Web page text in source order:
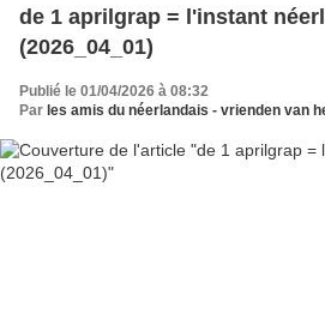
de 1 aprilgrap = l'instant
(2026_04_01)
Publié le 01/04/2026 à 08:32
Par les amis du néerlandais - vrienden van